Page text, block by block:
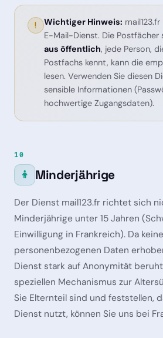
Wichtiger Hinweis:
E-Mail-Dienst. Die Postfächer
aus öffentlich, jede Person,
Postfachs kennt, kann die
lesen. Verwenden Sie diesen
sensible Informationen
hochwertige Zugangsdaten).
10
Minderjährige
Der Dienst mail123.fr richtet sich
Minderjährige unter 15 Jahren
Einwilligung in Frankreich). Da keine
personenbezogenen Daten
Dienst stark auf Anonymität
speziellen Mechanismus zur
Sie Elternteil sind und feststellen,
Dienst nutzt, können Sie uns bei